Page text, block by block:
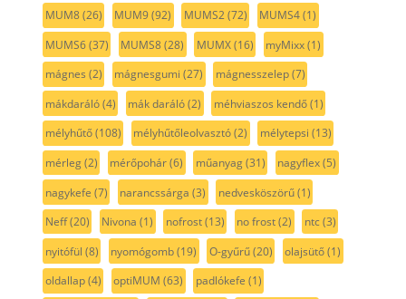
MUM8(26) MUM9(92) MUMS2(72) MUMS4(1)
MUMS6(37) MUMS8(28) MUMX(16) myMixx(1)
mágnes (2) mágnesgumi (27) mágnesszelep(7)
mákdaráló(4) mák daráló(2) méhviaszos kendő(1)
mélyhűtő(108) mélyhűtőleolvasztó(2) mélytepsi (13)
mérleg(2) mérőpohár(6) műanyag(31) nagyflex(5)
nagykefe (7) narancssárga (3) nedvesköszörű(1)
Neff(20) Nivona (1) nofrost(13) no frost(2) ntc(3)
nyitófül (8) nyomógomb(19) O-gyűrű(20) olajsütő(1)
oldallap(4) optiMUM (63) padlókefe (1)